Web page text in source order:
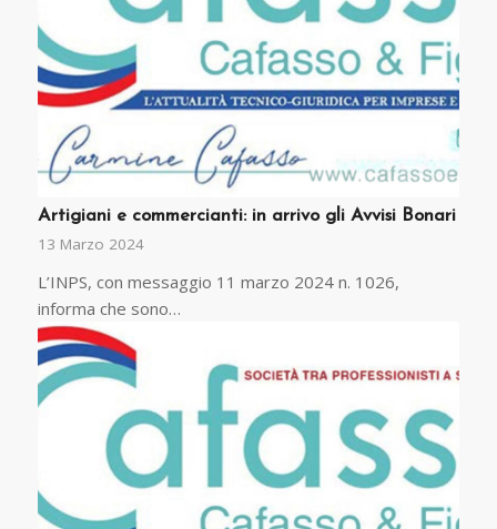
Artigiani e commercianti: in arrivo gli Avvisi Bonari
13 Marzo 2024
L’INPS, con messaggio 11 marzo 2024 n. 1026,
informa che sono…